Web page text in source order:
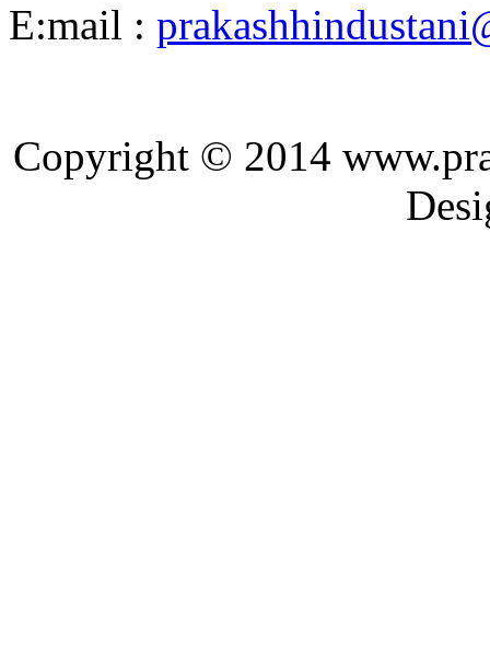
E:mail :
Copyright © 2014
Designed